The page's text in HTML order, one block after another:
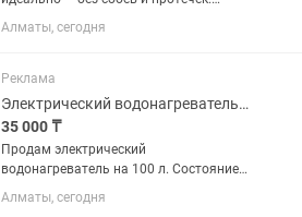
Быстро нагревает воду, хорошо держит
температуру. ✔ Надёжный и
✔ Полностью готов к...
Алматы, сегодня
Реклама
Электрический водонагреватель 100 л
35 000 ₸
Продам электрический
водонагреватель на 100 л. Состояние
отличное. Демонтировали
самостоятельно очень аккуратно.
Алматы, сегодня